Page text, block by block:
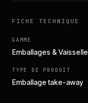
FICHE TECHNIQUE
GAMME
Emballages & Vaisselle
TYPE DE PRODUIT
Emballage take-away